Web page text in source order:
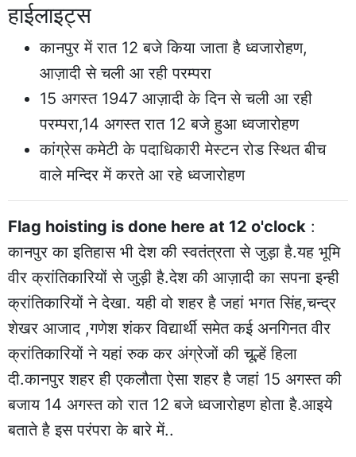
हाईलाइट्स
कानपुर में रात 12 बजे किया जाता है ध्वजारोहण,
आज़ादी से चली आ रही परम्परा
15 अगस्त 1947 आज़ादी के दिन से चली आ रही
परम्परा,14 अगस्त रात 12 बजे हुआ ध्वजारोहण
कांग्रेस कमेटी के पदाधिकारी मेस्टन रोड स्थित बीच
वाले मन्दिर में करते आ रहे ध्वजारोहण
Flag hoisting is done here at 12 o'clock :
कानपुर का इतिहास भी देश की स्वतंत्रता से जुड़ा है.यह भूमि
वीर क्रांतिकारियों से जुड़ी है.देश की आज़ादी का सपना इन्ही
क्रांतिकारियों ने देखा. यही वो शहर है जहां भगत सिंह,चन्द्र
शेखर आजाद ,गणेश शंकर विद्यार्थी समेत कई अनगिनत वीर
क्रांतिकारियों ने यहां रुक कर अंग्रेजों की चूल्हें हिला
दी.कानपुर शहर ही एकलौता ऐसा शहर है जहां 15 अगस्त की
बजाय 14 अगस्त को रात 12 बजे ध्वजारोहण होता है.आइये
बताते है इस परंपरा के बारे में..